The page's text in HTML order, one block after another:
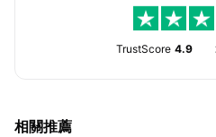
TrustScore 4.9
相關推薦